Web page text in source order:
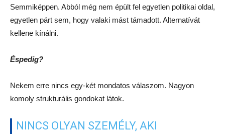
Semmiképpen. Abból még nem épült fel egyetlen politikai oldal,
egyetlen párt sem, hogy valaki mást támadott. Alternatívát
kellene kínálni.
Éspedig?
Nekem erre nincs egy-két mondatos válaszom. Nagyon
komoly strukturális gondokat látok.
NINCS OLYAN SZEMÉLY, AKI